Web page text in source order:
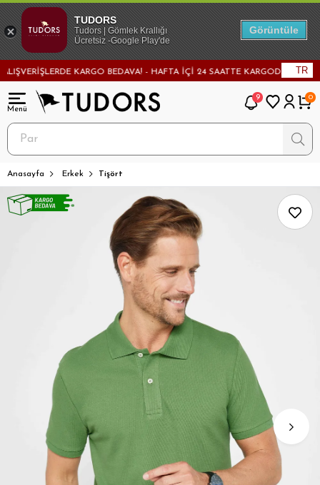
KARGO BEDAVA! - HAFTA İÇİ 24 SAATTE KARGODA! - TR
9 0
Anasayfa Erkek Tişört
TUDORS
Tudors | Gömlek Krallığı
Ücretsiz -Google Play'de
Görüntüle